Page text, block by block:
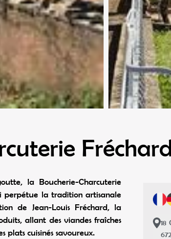
la Boucherie-Charcuterie
perpétue la tradition artisanale
de Jean-Louis Fréchard, la
allant des viandes fraîches
plats cuisinés savoureux.
18